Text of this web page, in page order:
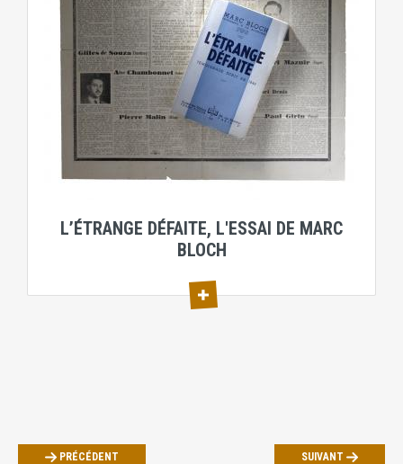
L’ÉTRANGE DÉFAITE, L'ESSAI DE MARC
BLOCH
PRÉCÉDENT SUIVANT